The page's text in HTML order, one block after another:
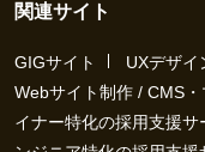
関連サイト
GIGサイト
UXデザ
Webサイト制作 / CMS
イナー特化の採用支援